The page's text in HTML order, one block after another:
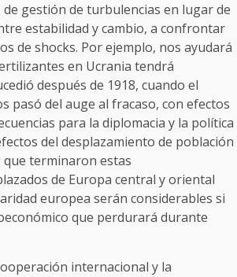
gestión de turbulencias en lugar de
estabilidad y cambio, a confrontar
de shocks. Por ejemplo, nos ayudará
en Ucrania tendrá
después de 1918, cuando el
pasó del auge al fracaso, con efectos
para la diplomacia y la política
del desplazamiento de población
que terminaron estas
de Europa central y oriental
europea serán considerables si
que perdurará durante
internacional y la